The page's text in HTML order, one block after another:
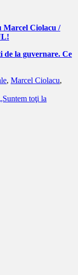
Marcel Ciolacu /
de la guvernare. Ce
, Marcel Ciolacu,
toţi la